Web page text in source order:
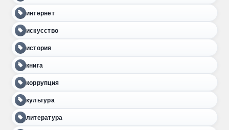
интернет
искусство
история
книга
коррупция
культура
литература